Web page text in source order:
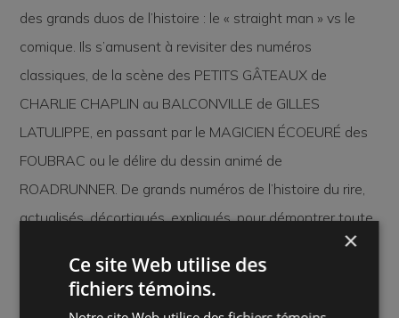
des grands duos de l’histoire : le « straight man » vs le
comique. Ils s’amusent à revisiter des numéros
classiques, de la scène des PETITS GÂTEAUX de
CHARLIE CHAPLIN au BALCONVILLE de GILLES
LATULIPPE, en passant par le MAGICIEN ÉCOEURÉ des
FOUBRAC ou le délire du dessin animé de
ROADRUNNER. De grands numéros de l’histoire du rire,
actualisés, décortiqués, expliqués, pour démontrer toute
Un saut dans le passé mis en scène grâce à une
×
Ce site Web utilise des
fichiers témoins.